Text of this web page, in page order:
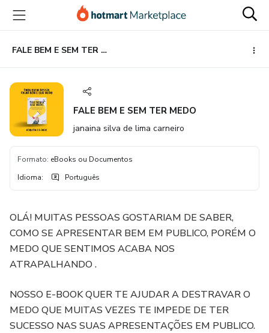
para
conteúdo
principal
para
pagamento
para
rodapé
FALE BEM E SEM TER MEDO
FALE BEM E SEM TER MEDO
janaina silva de lima carneiro
Formato: eBooks ou Documentos
Idioma: Português
OLÁ! MUITAS PESSOAS GOSTARIAM DE SABER,
COMO SE APRESENTAR BEM EM PUBLICO, PORÉM O
MEDO QUE SENTIMOS ACABA NOS
ATRAPALHANDO .
NOSSO E-BOOK QUER TE AJUDAR A DESTRAVAR O
MEDO QUE MUITAS VEZES TE IMPEDE DE TER
SUCESSO NAS SUAS APRESENTAÇÕES EM PUBLICO.